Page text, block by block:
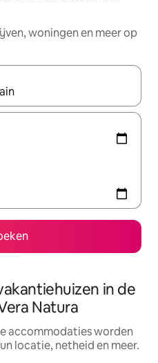
woningen en meer op
zijn, maak je een keuze
in de
Natura
accommodaties worden
locatie, netheid en meer.